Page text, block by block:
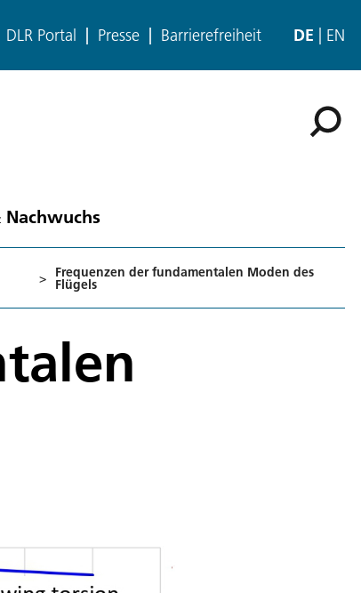
DLR Portal Presse Barrierefreiheit DE EN
> Frequenzen der fundamentalen Moden des
Flügels